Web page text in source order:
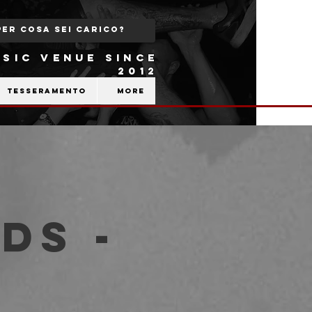
VENUE SINCE
2012
Tesseramento More
-